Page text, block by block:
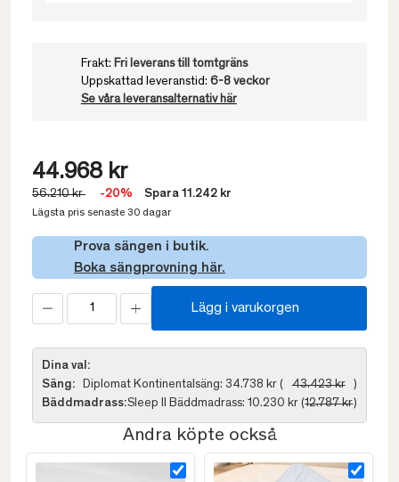
Frakt: Fri leverans till tomtgräns
Uppskattad leveranstid: 6-8 veckor
Se våra leveransalternativ här
44.968 kr
56.210 kr -20% Spara 11.242 kr
Lägsta pris senaste 30 dagar
Prova sängen i butik.
Boka sängprovning här.
Lägg i varukorgen
Dina val:
Säng:
Diplomat Kontinentalsäng: 34.738 kr ( 43.423 kr
)
Bäddmadrass:Sleep II Bäddmadrass: 10.230 kr (12.787 kr)
Andra köpte också